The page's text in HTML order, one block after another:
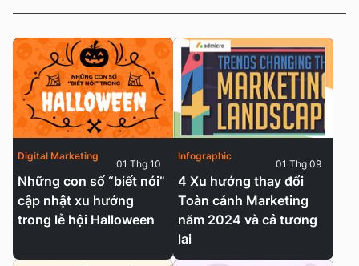
Những con số “biết nói”
cập nhật xu hướng
trong lễ hội Halloween
Digital Marketing
01 Thg 10
4 Xu hướng thay đổi
Toàn cảnh Marketing
năm 2024 và cả tương
lai
Infographic
01 Thg 09